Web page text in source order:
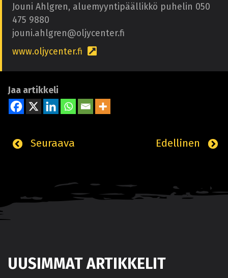
Jouni Ahlgren, aluemyyntipäällikkö puhelin 050
475 9880
jouni.ahlgren@oljycenter.fi
www.oljycenter.fi
Jaa artikkeli
Edellinen
Seuraava
UUSIMMAT ARTIKKELIT